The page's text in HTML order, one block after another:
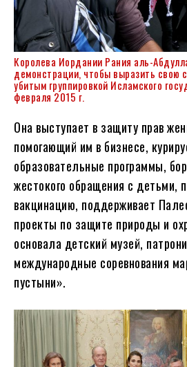
Королева Иордании Рания аль-
демонстрации, чтобы выразить свою
убитым группировкой Исламского
февраля 2015 г.
Она выступает в защиту прав
помогающий им в бизнесе,
образовательные программы,
жестокого обращения с детьми,
вакцинацию, поддерживает
проекты по защите природы и
основала детский музей,
международные соревнования
пустыни».